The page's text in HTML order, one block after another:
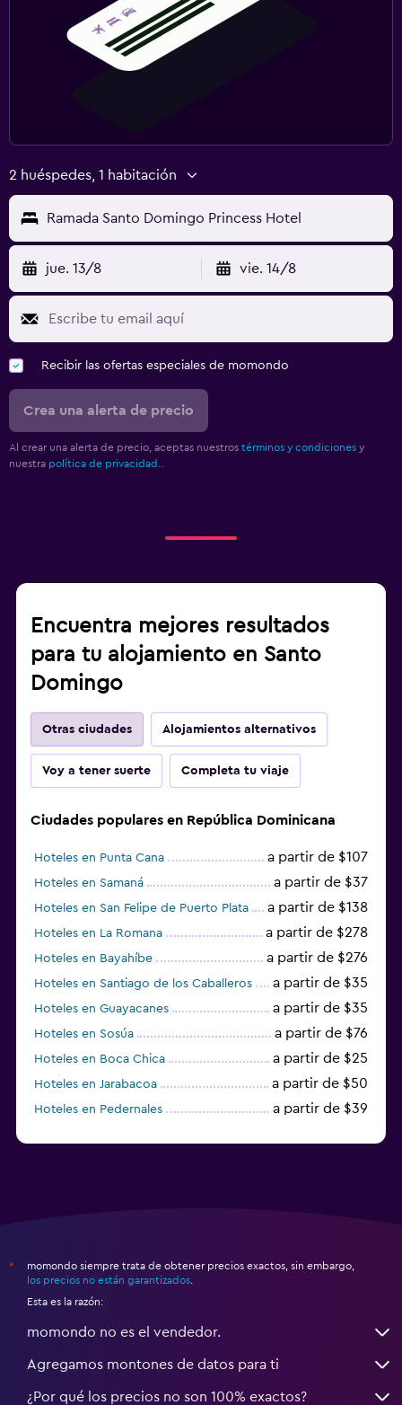
2 huéspedes, 1 habitación
Ramada Santo Domingo Princess Hotel
jue. 13/8 vie. 14/8
Recibir las ofertas especiales de momondo
Crea una alerta de precio
Al crear una alerta de precio, aceptas nuestros términos y condiciones y
nuestra política de privacidad.
Encuentra mejores resultados
para tu alojamiento en Santo
Domingo
Otras ciudades Alojamientos alternativos
Voy a tener suerte Completa tu viaje
Ciudades populares en República Dominicana
Hoteles en Punta Cana a partir de $107
Hoteles en Samaná a partir de $37
Hoteles en San Felipe de Puerto Plata a partir de $138
Hoteles en La Romana a partir de $278
Hoteles en Bayahíbe a partir de $276
Hoteles en Santiago de los Caballeros a partir de $35
Hoteles en Guayacanes a partir de $35
Hoteles en Sosúa a partir de $76
Hoteles en Boca Chica a partir de $25
Hoteles en Jarabacoa a partir de $50
Hoteles en Pedernales a partir de $39
*
momondo siempre trata de obtener precios exactos, sin embargo,
los precios no están garantizados
Esta es la razón:
momondo no es el vendedor.
Agregamos montones de datos para ti
¿Por qué los precios no son 100% exactos?